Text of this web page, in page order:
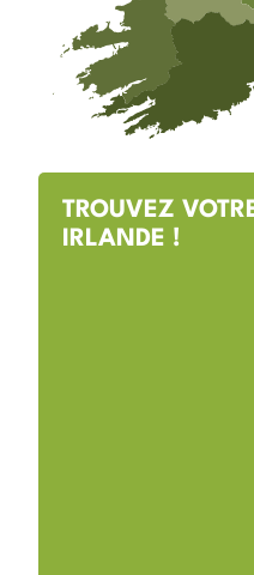
TROUVEZ
IRLANDE !